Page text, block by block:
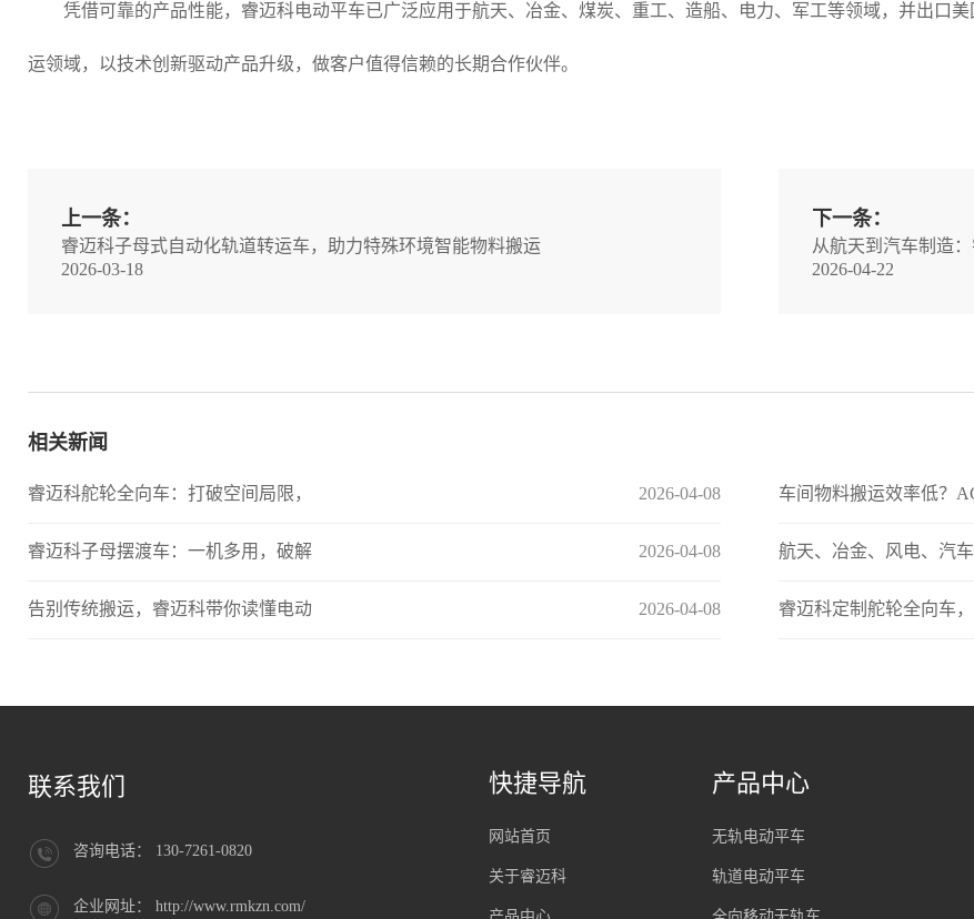
凭借可靠的产品性能，睿迈科电动平车已广泛应用于航天、冶金、煤炭、重工、造船、电力、军工等领域，并出口
运领域，以技术创新驱动产品升级，做客户值得信赖的长期合作伙伴。
上一条：
睿迈科子母式自动化轨道转运车，助力特殊环境智能物料搬运
2026-03-18
下一条：
从航天到汽车制造
2026-04-22
相关新闻
2026-04-08
睿迈科舵轮全向车：打破空间局限， 车间物料搬运效率低？
2026-04-08
睿迈科子母摆渡车：一机多用，破解 航天、冶金、风电、汽
2026-04-08
告别传统搬运，睿迈科带你读懂电动 睿迈科定制舵轮全向车
联系我们
咨询电话： 130-7261-0820
企业网址： http://www.rmkzn.com/
快捷导航
网站首页
关于睿迈科
产品中心
无轨电动平车
轨道电动平车